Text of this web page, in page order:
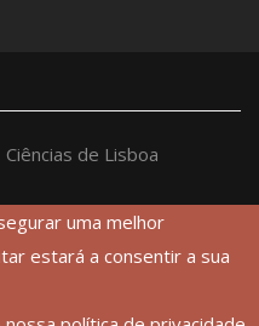
de Lisboa
uma melhor
estará a consentir a sua